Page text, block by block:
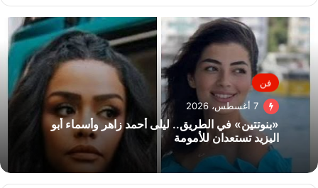
فن
7 أغسطس، 2026
«بنوتتين» في الطريق.. ليلى أحمد زاهر وأسماء أبو
اليزيد تستعدان للأمومة